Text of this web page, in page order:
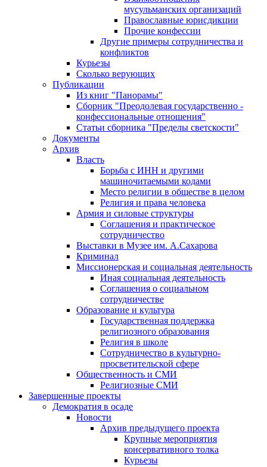
мусульманских организаций
Православные юрисдикции
Прочие конфессии
Другие примеры сотрудничества и
конфликтов
Курьезы
Сколько верующих
Публикации
Из книг "Панорамы"
Сборник "Преодолевая государственно -
конфессиональные отношения"
Статьи сборника "Пределы светскости"
Документы
Архив
Власть
Борьба с ИНН и другими
машиночитаемыми кодами
Место религии в обществе в целом
Религия и права человека
Армия и силовые структуры
Соглашения и практическое
сотрудничество
Выставки в Музее им. А.Сахарова
Криминал
Миссионерская и социальная деятельность
Иная социальная деятельность
Соглашения о социальном
сотрудничестве
Образование и культура
Государственная поддержка
религиозного образования
Религия в школе
Сотрудничество в культурно-
просветительской сфере
Общественность и СМИ
Религиозные СМИ
Завершенные проекты
Демократия в осаде
Новости
Архив предыдущего проекта
Крупные мероприятия
консервативного толка
Курьезы